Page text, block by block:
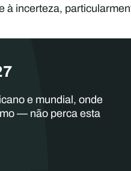
à incerteza,
e mundial, onde
— não perca esta